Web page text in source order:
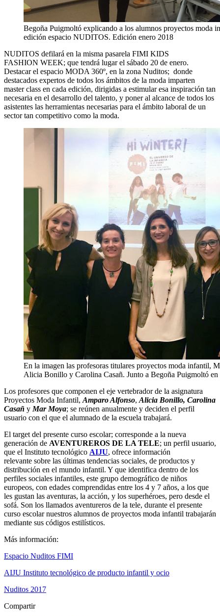
Begoña Puigmoltó explicando a los alumnos proyectos moda
edición espacio NUDITOS. Edición enero 2018
NUDITOS defilará en la misma pasarela FIMI KIDS
FASHION WEEK; que tendrá lugar el sábado 20 de enero.
Destacar el espacio MODA 360º, en la zona Nuditos; donde
destacados expertos de todos los ámbitos de la moda imparten
master class en cada edición, dirigidas a estimular esa inspiración tan
necesaria en el desarrollo del talento, y poner al alcance de todos los
asistentes las herramientas necesarias para el ámbito laboral de un
sector tan competitivo como la moda.
En la imagen las profesoras titulares proyectos moda infantil,
Alicia Bonillo y Carolina Casañ. Junto a Begoña Puigmoltó en
Los profesores que componen el eje vertebrador de la asignatura
Proyectos Moda Infantil, Amparo Alfonso, Alicia Bonillo, Carolina
Casañ y Mar Moya; se reúnen anualmente y deciden el perfil
usuario con el que el alumnado de la escuela trabajará.
El target del presente curso escolar; corresponde a la nueva
generación de AVENTUREROS DE LA TELE; un perfil usuario,
que el Instituto tecnológico AIJU, ofrece información
relevante sobre las últimas tendencias sociales, de productos y
distribución en el mundo infantil. Y que identifica dentro de los
perfiles sociales infantiles, este grupo demográfico de niños
europeos, con edades comprendidas entre los 4 y 7 años, a los que
les gustan las aventuras, la acción, y los superhéroes, pero desde el
sofá. Son los llamados aventureros de la tele, durante el presente
curso escolar nuestros alumnos de proyectos moda infantil trabajarán
mediante sus códigos estilísticos.
Más información:
Espacio Nuditos FIMI
AIJU Instituto tecnológico de producto infantil y ocio
Nuditos 2017
Compartir